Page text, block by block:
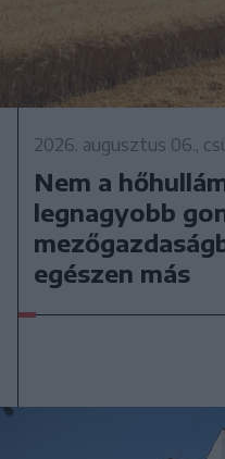
2026. augusztus 06.,
Nem a
legnagyobb
egészen más